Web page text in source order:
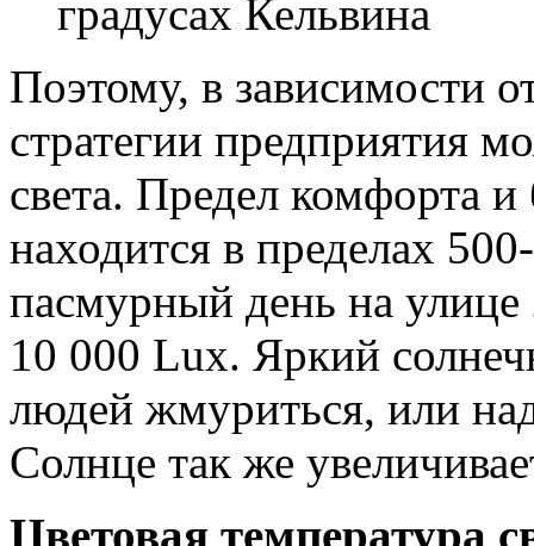
градусах Кельвина
Поэтому, в зависимости
стратегии предприятия
света. Предел комфорта и
находится в пределах
пасмурный день на
10 000 Lux. Яркий
людей жмуриться, или
Солнце так же
Цветовая температура